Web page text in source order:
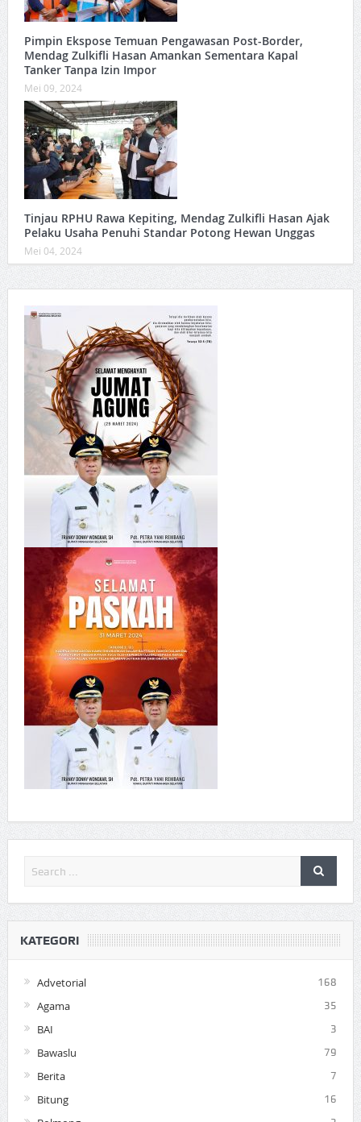
Pimpin Ekspose Temuan Pengawasan Post-Border,
Mendag Zulkifli Hasan Amankan Sementara Kapal
Tanker Tanpa Izin Impor
Mei 09, 2024
Tinjau RPHU Rawa Kepiting, Mendag Zulkifli Hasan Ajak
Pelaku Usaha Penuhi Standar Potong Hewan Unggas
Mei 04, 2024
KATEGORI
Advetorial 168
Agama 35
BAI 3
Bawaslu 79
Berita 7
Bitung 16